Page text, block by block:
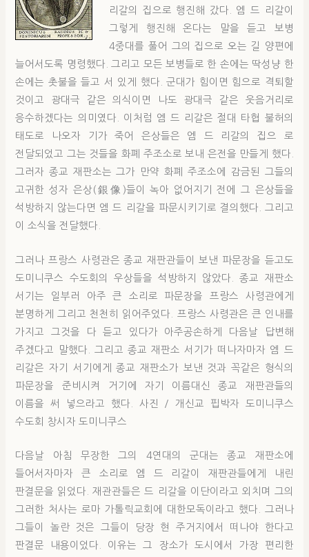
리갈의 집으로 행진해 갔다. 엠 드 리갈이
그렇게 행진해 온다는 말을 듣고 보병
4중대를 풀어 그의 집으로 오는 길 양편에
늘어서도록 명령했다. 그리고 모든 보병들로 한 손에는 딱성냥 한
손에는 촛불을 들고 서 있게 했다. 군대가 힘이면 힘으로 격퇴할
것이고 광대극 같은 의식이면 나도 광대극 같은 웃음거리로
응수하겠다는 의미였다. 이처럼 엠 드 리갈은 절대 타협 불허의
태도로 나오자 기가 죽어 은상들은 엠 드 리갈의 집으 로
전달되었고 그는 것들을 화폐 주조소로 보내 은전을 만들게 했다.
그러자 종교 재판소는 그가 만약 화폐 주조소에 감금된 그들의
고귀한 성자 은상(銀像)들이 녹아 없어지기 전에 그 은상들을
석방하지 않는다면 엠 드 리갈을 파문시키기로 결의했다. 그리고
이 소식을 전달했다.
그러나 프랑스 사령관은 종교 재판관들이 보낸 파문장을 듣고도
도미니쿠스 수도회의 우상들을 석방하지 않았다. 종교 재판소
서기는 일부러 아주 큰 소리로 파문장을 프랑스 사령관에게
분명하게 그리고 천천히 읽어주었다. 프랑스 사령관은 큰 인내를
가지고 그것을 다 듣고 있다가 아주공손하게 다음날 답변해
주겠다고 말했다. 그리고 종교 재판소 서기가 떠나자마자 엠 드
리갈은 자기 서기에게 종교 재판소가 보낸 것과 꼭같은 형식의
파문장을 준비시켜 거기에 자기 이름대신 종교 재판관들의
이름을 써 넣으라고 했다. 사진 / 개신교 핍박자 도미니쿠스
수도회 창시자 도미니쿠스
다음날 아침 무장한 그의 4연대의 군대는 종교 재판소에
들어서자마자 큰 소리로 엠 드 리갈이 재판관들에게 내린
판결문을 읽었다. 재관관들은 드 리갈을 이단이라고 외치며 그의
그러한 처사는 로마 가톨릭교회에 대한모독이라고 했다. 그러나
그들이 놀란 것은 그들이 당장 현 주거지에서 떠나야 한다고
판결문 내용이었다. 이유는 그 장소가 도시에서 가장 편리한